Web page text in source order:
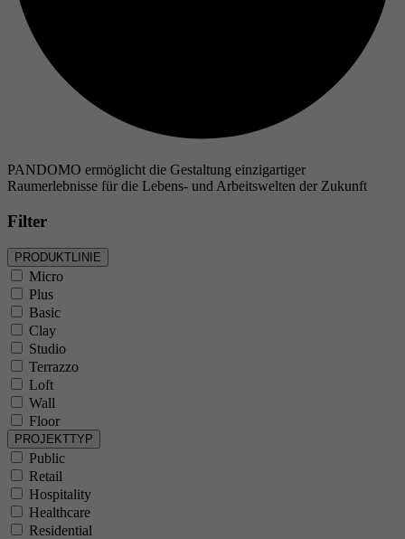
PANDOMO ermöglicht die Gestaltung einzigartiger
Raumerlebnisse für die Lebens- und Arbeitswelten der Zukunft
Filter
PRODUKTLINIE
Micro
Plus
Basic
Clay
Studio
Terrazzo
Loft
Wall
Floor
PROJEKTTYP
Public
Retail
Hospitality
Healthcare
Residential